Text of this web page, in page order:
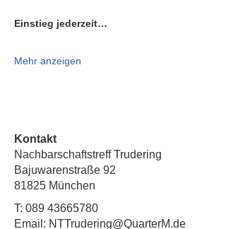
Einstieg jederzeit…
Mehr anzeigen
Kontakt
Nachbarschaftstreff Trudering
Bajuwarenstraße 92
81825 München
T: 089 43665780
Email: NTTrudering@QuarterM.de